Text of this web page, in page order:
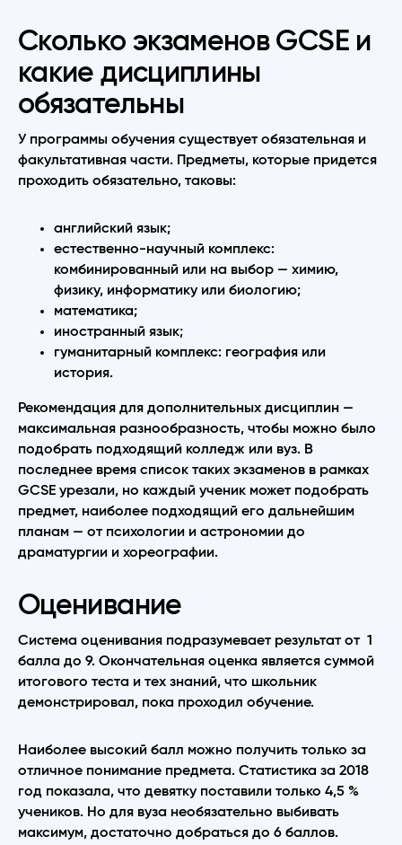
Сколько экзаменов GCSE и
какие дисциплины
обязательны
У программы обучения существует обязательная и
факультативная части. Предметы, которые придется
проходить обязательно, таковы:
английский язык;
естественно-научный комплекс:
комбинированный или на выбор — химию,
физику, информатику или биологию;
математика;
иностранный язык;
гуманитарный комплекс: география или
история.
Рекомендация для дополнительных дисциплин —
максимальная разнообразность, чтобы можно было
подобрать подходящий колледж или вуз. В
последнее время список таких экзаменов в рамках
GCSE урезали, но каждый ученик может подобрать
предмет, наиболее подходящий его дальнейшим
планам — от психологии и астрономии до
драматургии и хореографии.
Оценивание
Система оценивания подразумевает результат от 1
балла до 9. Окончательная оценка является суммой
итогового теста и тех знаний, что школьник
демонстрировал, пока проходил обучение.
Наиболее высокий балл можно получить только за
отличное понимание предмета. Статистика за 2018
год показала, что девятку поставили только 4,5 %
учеников. Но для вуза необязательно выбивать
максимум, достаточно добраться до 6 баллов.